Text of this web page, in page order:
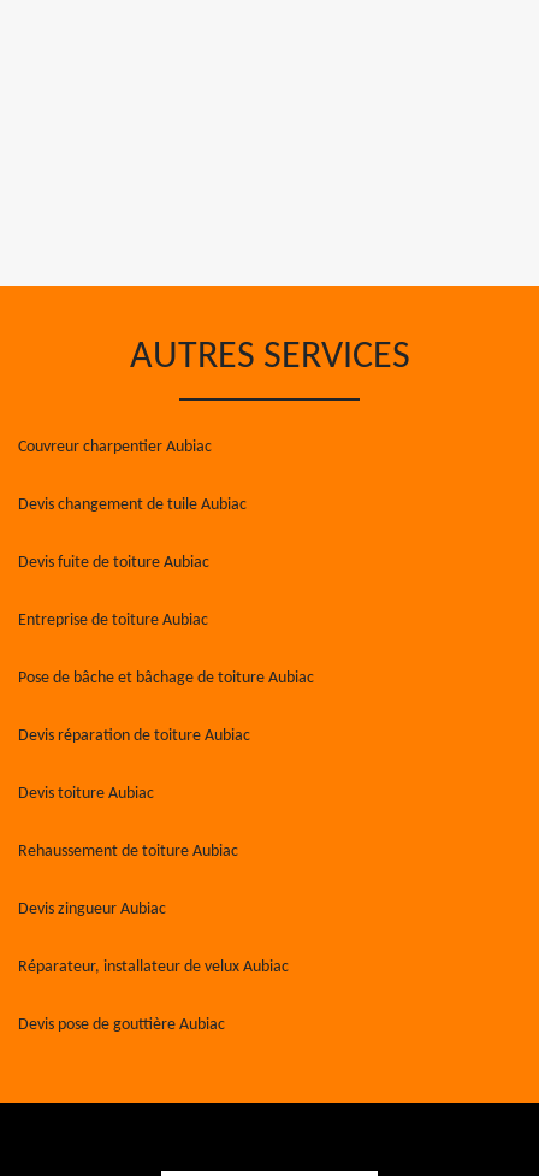
AUTRES SERVICES
Couvreur charpentier Aubiac
Devis changement de tuile Aubiac
Devis fuite de toiture Aubiac
Entreprise de toiture Aubiac
Pose de bâche et bâchage de toiture Aubiac
Devis réparation de toiture Aubiac
Devis toiture Aubiac
Rehaussement de toiture Aubiac
Devis zingueur Aubiac
Réparateur, installateur de velux Aubiac
Devis pose de gouttière Aubiac